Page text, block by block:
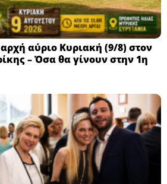
αύριο Κυριακή (9/8) στον
– Όσα θα γίνουν στην 1η